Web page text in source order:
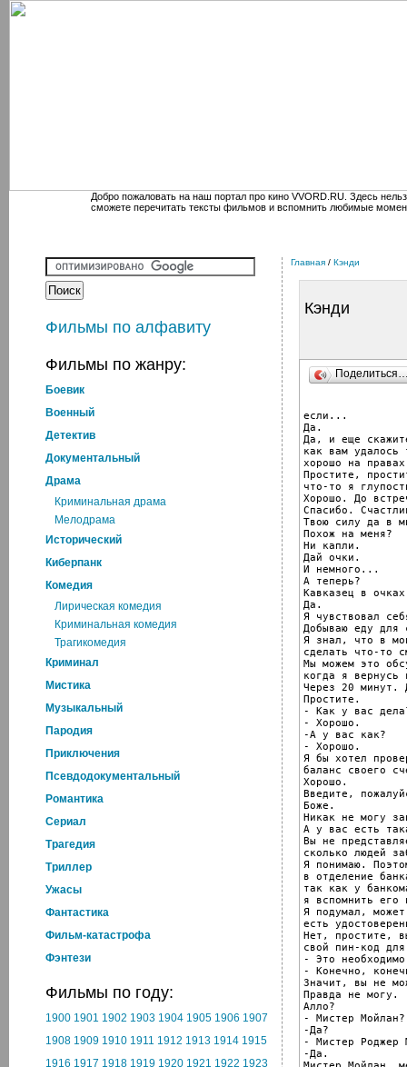
Добро пожаловать на наш портал про кино VVORD.RU. Здесь
сможете перечитать тексты фильмов и вспомнить любимые
Фильмы по алфавиту
Фильмы по жанру:
Боевик
Военный
Детектив
Документальный
Драма
Криминальная драма
Мелодрама
Исторический
Киберпанк
Комедия
Лирическая комедия
Криминальная комедия
Трагикомедия
Криминал
Мистика
Музыкальный
Пародия
Приключения
Псевдодокументальный
Романтика
Cериал
Трагедия
Триллер
Ужасы
Фантастика
Фильм-катастрофа
Фэнтези
Фильмы по году:
1900 1901 1902 1903 1904 1905 1906 1907
1908 1909 1910 1911 1912 1913 1914 1915
1916 1917 1918 1919 1920 1921 1922 1923
Главная / Кэнди
Кэнди
если...
Да.
Да, и еще
как вам удалось
хорошо на правах
Простите,
что-то я
Хорошо. До
Спасибо.
Твою силу да в
Похож на меня?
Ни капли.
Дай очки.
И немного...
А теперь?
Кавказец в
Да.
Я чувствовал
Добываю еду для
Я знал, что в
сделать что-то
Мы можем это
когда я вернусь
Через 20 минут.
Простите.
- Как у вас
- Хорошо.
-А у вас как?
- Хорошо.
Я бы хотел
баланс своего
Хорошо.
Введите,
Боже.
Никак не могу
А у вас есть
Вы не
сколько людей
Я понимаю.
в отделение
так как у
я вспомнить его
Я подумал,
есть
Нет, простите,
свой пин-код
- Это
- Конечно,
Значит, вы не
Правда не могу.
Алло?
- Мистер Мойлан?
-Да?
- Мистер Роджер
-Да.